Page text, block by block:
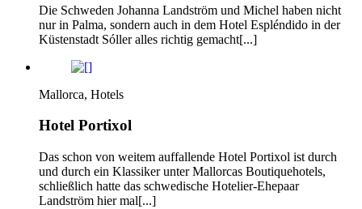
Die Schweden Johanna Landström und Michel haben nicht
nur in Palma, sondern auch in dem Hotel Espléndido in der
Küstenstadt Sóller alles richtig gemacht[...]
Mallorca, Hotels
Hotel Portixol
Das schon von weitem auffallende Hotel Portixol ist durch
und durch ein Klassiker unter Mallorcas Boutiquehotels,
schließlich hatte das schwedische Hotelier-Ehepaar
Landström hier mal[...]